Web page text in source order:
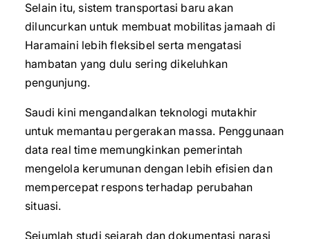
Selain itu, sistem transportasi baru akan
diluncurkan untuk membuat mobilitas jamaah di
Haramaini lebih fleksibel serta mengatasi
hambatan yang dulu sering dikeluhkan
pengunjung.
Saudi kini mengandalkan teknologi mutakhir
untuk memantau pergerakan massa. Penggunaan
data real time memungkinkan pemerintah
mengelola kerumunan dengan lebih efisien dan
mempercepat respons terhadap perubahan
situasi.
Sejumlah studi sejarah dan dokumentasi narasi